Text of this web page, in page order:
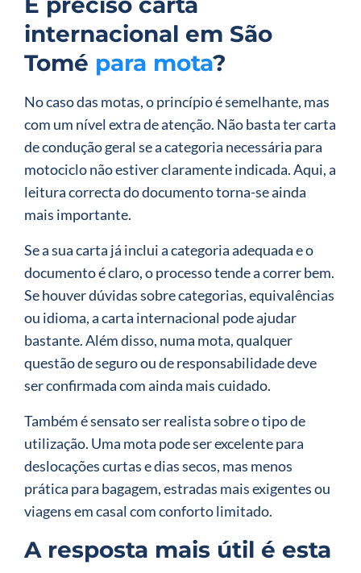
internacional em São
Tomé para mota?
No caso das motas, o princípio é semelhante, mas
com um nível extra de atenção. Não basta ter carta
de condução geral se a categoria necessária para
motociclo não estiver claramente indicada. Aqui, a
leitura correcta do documento torna-se ainda
mais importante.
Se a sua carta já inclui a categoria adequada e o
documento é claro, o processo tende a correr bem.
Se houver dúvidas sobre categorias, equivalências
ou idioma, a carta internacional pode ajudar
bastante. Além disso, numa mota, qualquer
questão de seguro ou de responsabilidade deve
ser confirmada com ainda mais cuidado.
Também é sensato ser realista sobre o tipo de
utilização. Uma mota pode ser excelente para
deslocações curtas e dias secos, mas menos
prática para bagagem, estradas mais exigentes ou
viagens em casal com conforto limitado.
A resposta mais útil é esta